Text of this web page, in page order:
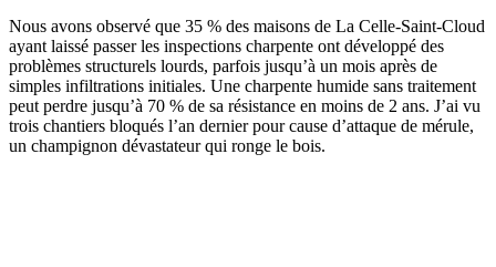
Nous avons observé que 35 % des maisons de La Celle-Saint-Cloud
ayant laissé passer les inspections charpente ont développé des
problèmes structurels lourds, parfois jusqu’à un mois après de
simples infiltrations initiales. Une charpente humide sans traitement
peut perdre jusqu’à 70 % de sa résistance en moins de 2 ans. J’ai vu
trois chantiers bloqués l’an dernier pour cause d’attaque de mérule,
un champignon dévastateur qui ronge le bois.